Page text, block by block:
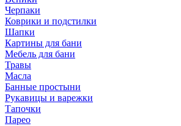
Черпаки
Коврики и подстилки
Шапки
Картины для бани
Мебель для бани
Травы
Масла
Банные простыни
Рукавицы и варежки
Тапочки
Парео